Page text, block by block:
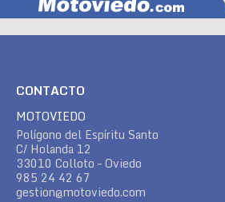
CONTACTO
MOTOVIEDO
Polígono del Espíritu Santo
C/ Holanda 12
33010 Colloto – Oviedo
985 24 42 67
gestion@motoviedo.com